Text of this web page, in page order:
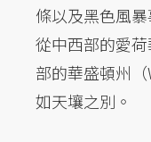
條以及黑色風
從中西部的愛
部的華盛頓州
如天壤之別。